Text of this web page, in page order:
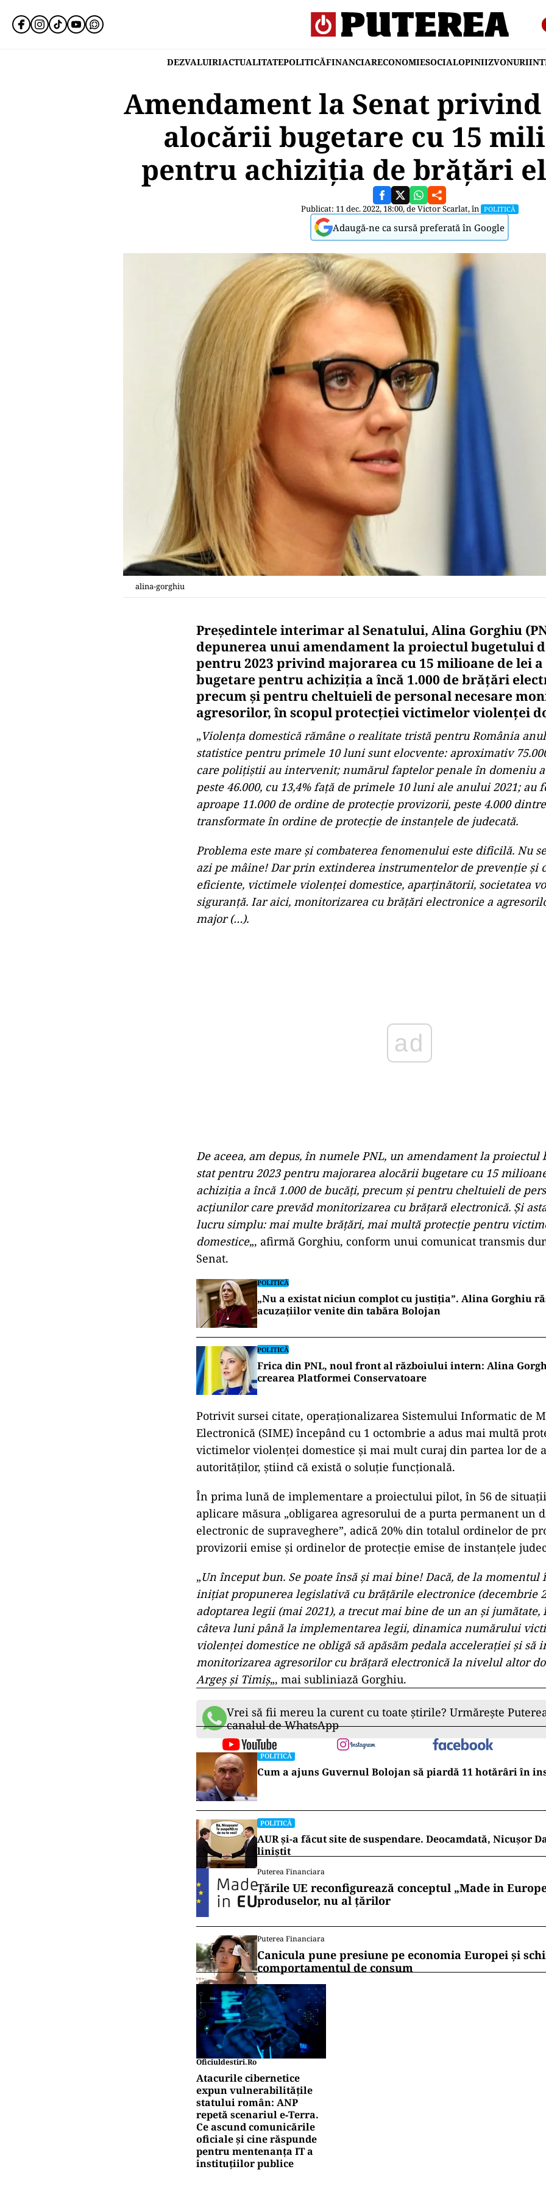
DEZVALUIRIACTUALITATEPOLITICĂFINANCIARECONOMIESOCIALOPINIIZVONURI
Amendament la Senat
alocării bugetare cu 15
pentru achiziţia de brăţări
Publicat: 11 dec. 2022, 18:00, deVictor Scarlat, în POLITICĂ
Adaugă-ne ca sursă preferată în Google
alina-gorghiu
Preşedintele interimar al Senatului, Alina Gorghiu
depunerea unui amendament la proiectul bugetului
pentru 2023 privind majorarea cu 15 milioane de lei
bugetare pentru achiziţia a încă 1.000 de brăţări
precum şi pentru cheltuieli de personal necesare
agresorilor, în scopul protecţiei victimelor violenţei
„Violenţa domestică rămâne o realitate tristă pentru România
statistice pentru primele 10 luni sunt elocvente: aproximativ
care poliţiştii au intervenit; numărul faptelor penale în domeniu a
peste 46.000, cu 13,4% faţă de primele 10 luni ale anului 2021; au
aproape 11.000 de ordine de protecţie provizorii, peste 4.000
transformate în ordine de protecţie de instanţele de judecată.
Problema este mare şi combaterea fenomenului este dificilă. Nu
azi pe mâine! Dar prin extinderea instrumentelor de prevenţie şi
eficiente, victimele violenţei domestice, aparţinătorii, societatea
siguranţă. Iar aici, monitorizarea cu brăţări electronice a
major (…).
De aceea, am depus, în numele PNL, un amendament la proiectul
stat pentru 2023 pentru majorarea alocării bugetare cu 15
achiziţia a încă 1.000 de bucăţi, precum şi pentru cheltuieli de
acţiunilor care prevăd monitorizarea cu brăţară electronică. Şi
lucru simplu: mai multe brăţări, mai multă protecţie pentru
domestice„, afirmă Gorghiu, conform unui comunicat transmis
Senat.
POLITICĂ
„Nu a existat niciun complot cu justiția”. Alina Gorghiu
acuzațiilor venite din tabăra Bolojan
POLITICĂ
Frica din PNL, noul front al războiului intern: Alina
crearea Platformei Conservatoare
Potrivit sursei citate, operaţionalizarea Sistemului Informatic de
Electronică (SIME) începând cu 1 octombrie a adus mai multă
victimelor violenţei domestice şi mai mult curaj din partea lor de
autorităţilor, ştiind că există o soluţie funcţională.
În prima lună de implementare a proiectului pilot, în 56 de
aplicare măsura „obligarea agresorului de a purta permanent un
electronic de supraveghere”, adică 20% din totalul ordinelor de
provizorii emise şi ordinelor de protecţie emise de instanţele
„Un început bun. Se poate însă şi mai bine! Dacă, de la momentul
iniţiat propunerea legislativă cu brăţările electronice (decembrie
adoptarea legii (mai 2021), a trecut mai bine de un an şi jumătate,
câteva luni până la implementarea legii, dinamica numărului
violenţei domestice ne obligă să apăsăm pedala acceleraţiei şi să
monitorizarea agresorilor cu brăţară electronică la nivelul altor
Argeş şi Timiş„, mai subliniază Gorghiu.
Vrei să fii mereu la curent cu toate știrile? Urmărește
canalul de WhatsApp
POLITICĂ
Cum a ajuns Guvernul Bolojan să piardă 11 hotărâri în
POLITICĂ
AUR și-a făcut site de suspendare. Deocamdată, Nicușor
liniștit
Puterea Financiara
Țările UE reconfigurează conceptul „Made in
produselor, nu al țărilor
Puterea Financiara
Canicula pune presiune pe economia Europei și
comportamentul de consum
Oficiuldestiri.ro
Atacurile cibernetice
expun vulnerabilitățile
statului român: ANP
repetă scenariul e‑Terra.
Ce ascund comunicările
oficiale și cine răspunde
pentru mentenanța IT a
instituțiilor publice